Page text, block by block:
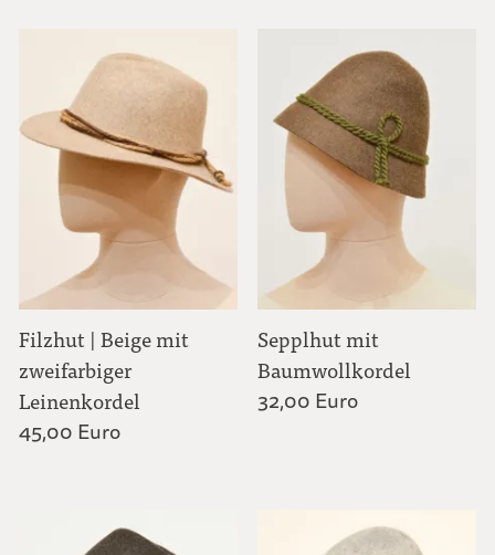
Filzhut | Beige mit
zweifarbiger
Leinenkordel
45,00 Euro
Sepplhut mit
Baumwollkordel
32,00 Euro